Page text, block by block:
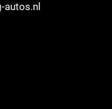
autos.nl